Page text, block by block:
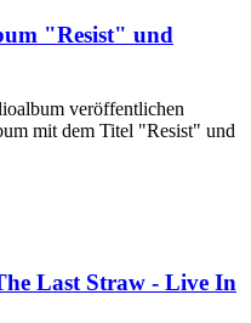
"Resist" und
veröffentlichen
mit dem Titel "Resist" und
Last Straw - Live In